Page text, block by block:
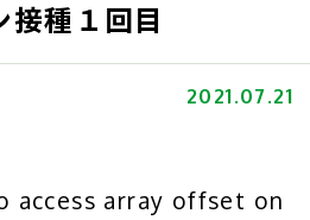
接種１回目
2021.07.21
access array offset on